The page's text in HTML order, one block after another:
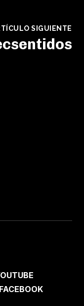
SIGUIENTE
FACEBOOK